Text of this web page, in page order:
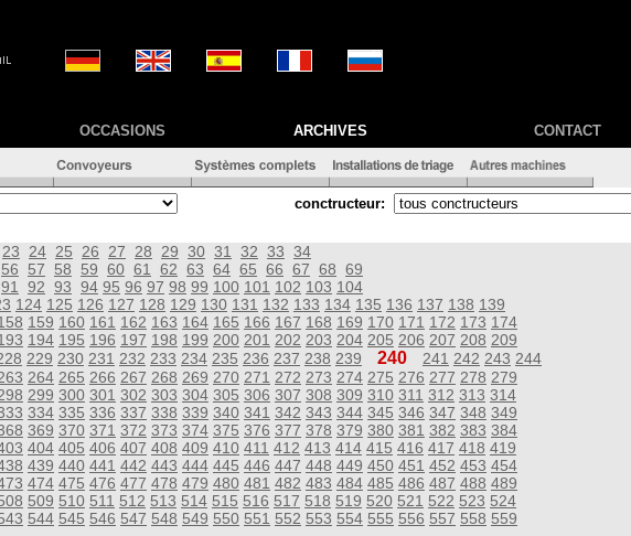
OCCASIONS ARCHIVES CONTACT
conctructeur:
23 24 25 26 27 28 29 30 31 32 33 34
56 57 58 59 60 61 62 63 64 65 66 67 68 69
91 92 93 94 95 96 97 98 99 100 101 102 103 104
124 125 126 127 128 129 130 131 132 133 134 135 136 137 138 139
159 160 161 162 163 164 165 166 167 168 169 170 171 172 173 174
194 195 196 197 198 199 200 201 202 203 204 205 206 207 208 209
229 230 231 232 233 234 235 236 237 238 239 240 241 242 243 244
264 265 266 267 268 269 270 271 272 273 274 275 276 277 278 279
299 300 301 302 303 304 305 306 307 308 309 310 311 312 313 314
334 335 336 337 338 339 340 341 342 343 344 345 346 347 348 349
369 370 371 372 373 374 375 376 377 378 379 380 381 382 383 384
404 405 406 407 408 409 410 411 412 413 414 415 416 417 418 419
439 440 441 442 443 444 445 446 447 448 449 450 451 452 453 454
474 475 476 477 478 479 480 481 482 483 484 485 486 487 488 489
509 510 511 512 513 514 515 516 517 518 519 520 521 522 523 524
544 545 546 547 548 549 550 551 552 553 554 555 556 557 558 559